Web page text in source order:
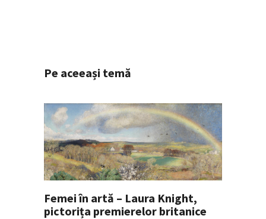
Pe aceeași temă
Femei în artă – Laura Knight,
pictorița premierelor britanice